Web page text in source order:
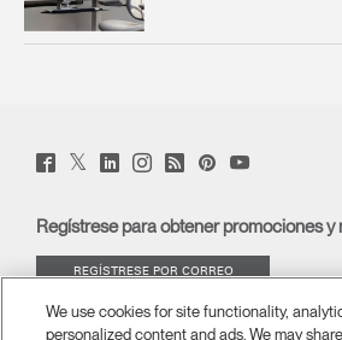
Facebook
(opens
Twitter
(opens
LinkedIn
(opens
Instagram
(opens
Humanscale
Blog
window)
PinterstYouTube
Regístrese para obtener promociones y
REGÍSTRESE POR CORREO
We use cookies for site functionality,
personalized content and ads. We may